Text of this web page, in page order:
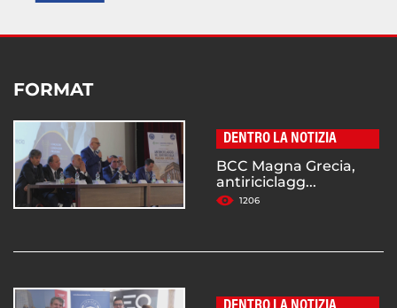
FORMAT
DENTRO LA NOTIZIA
BCC Magna Grecia,
antiriciclagg...
1206